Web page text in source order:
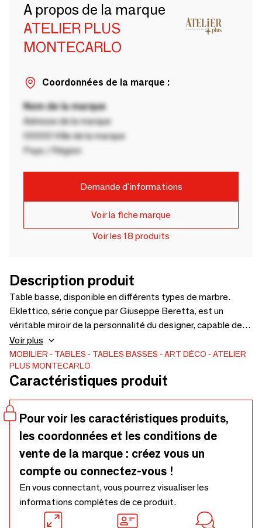
A propos de la marque
ATELIER PLUS
MONTECARLO
Coordonnées de la marque :
Nom de la marque
Adresse de la marque
00000 Ville de la marque
Pays / Région
Demande d'informations
Voir la fiche marque
Voir les 18 produits
Description produit
Table basse, disponible en différents types de marbre.
Eklettico, série conçue par Giuseppe Beretta, est un
véritable miroir de la personnalité du designer, capable de
créer des harmonies entre les formes, les couleurs et les
matériaux. Les tables de la collection sont divisées en
quatre parties, séparées les unes des autres par un espace
avec une base en métal. Disponibles en marbre Sant
Voir plus
MOBILIER TABLES TABLES BASSES ART DÉCO
ATELIER
PLUS MONTECARLO
Caractéristiques produit
Pour voir les caractéristiques produits,
les coordonnées et les conditions de
vente de la marque : créez vous un
compte ou connectez-vous !
En vous connectant, vous pourrez visualiser les
informations complètes de ce produit.